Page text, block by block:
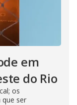
em
do Rio
os
ser